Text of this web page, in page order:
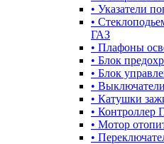
• Указатели
•
ГАЗ
• Плафоны
• Блок
• Блок
•
• Катушки
• Контроллер
• Мотор
•